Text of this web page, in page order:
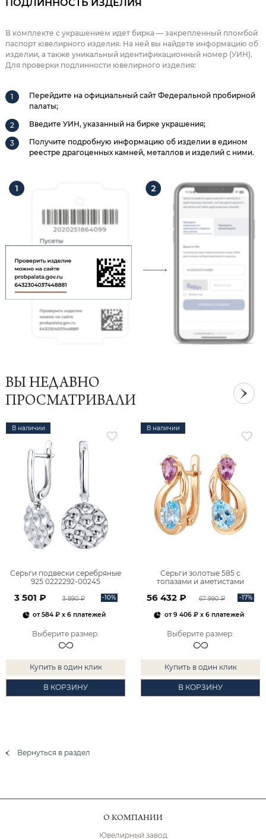
В комплекте с украшением идет бирка — закрепленный пломбой
паспорт ювелирного изделия. На ней вы найдете информацию об
изделии, а также уникальный идентификационный номер (УИН).
Для проверки подлинности ювелирного изделия:
Перейдите на официальный сайт Федеральной пробирной
палаты;
Введите УИН, указанный на бирке украшения;
Получите подробную информацию об изделии в едином
реестре драгоценных камней, металлов и изделий с ними.
ВЫ НЕДАВНО
ПРОСМАТРИВАЛИ
В наличии
Серьги подвески серебряные
925 0222292-00245
3 501 ₽ 3 890 ₽ -10%
от584 ₽ x 6 платежей
Выберите размер:
Купить в один клик
В КОРЗИНУ
В наличии
Серьги золотые 585 с
топазами и аметистами
56 432 ₽ 67 990 ₽ -17%
от9 406 ₽x 6 платежей
Выберите размер:
Купить в один клик
В КОРЗИНУ
Вернуться в раздел
О КОМПАНИИ
Ювелирный завод